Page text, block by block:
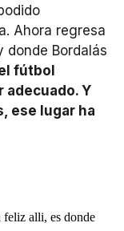
Ahora regresa
donde Bordalás
fútbol
adecuado. Y
ese lugar ha